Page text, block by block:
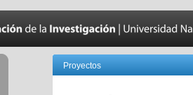
Proyectos